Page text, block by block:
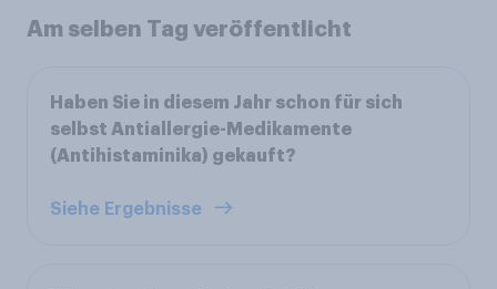
Am selben Tag veröffentlicht
Haben Sie in diesem Jahr schon für sich
selbst Antiallergie-Medikamente
(Antihistaminika) gekauft?
Siehe Ergebnisse